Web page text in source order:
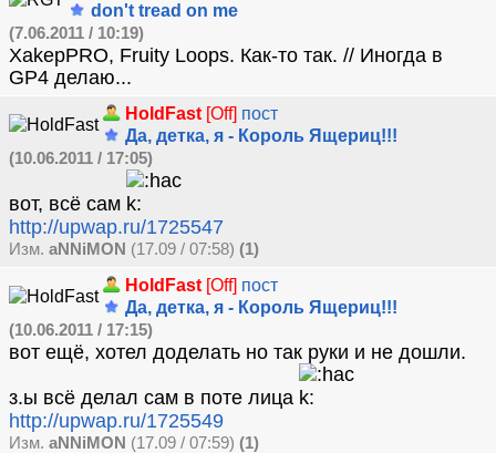
don't tread on me
(7.06.2011 / 10:19)
XakepPRO, Fruity Loops. Как-то так. // Иногда в
GP4 делаю...
HoldFast [Off] пост
Да, детка, я - Король Ящериц!!!
(10.06.2011 / 17:05)
вот, всё сам
http://upwap.ru/1725547
Изм. aNNiMON (17.09 / 07:58) (1)
HoldFast [Off] пост
Да, детка, я - Король Ящериц!!!
(10.06.2011 / 17:15)
вот ещё, хотел доделать но так руки и не дошли.
з.ы всё делал сам в поте лица
http://upwap.ru/1725549
Изм. aNNiMON (17.09 / 07:59) (1)